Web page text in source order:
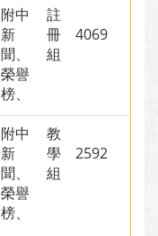
附中
新
聞、
榮譽
榜、
註
冊
組
4069
附中
新
聞、
榮譽
榜、
教
學
組
2592